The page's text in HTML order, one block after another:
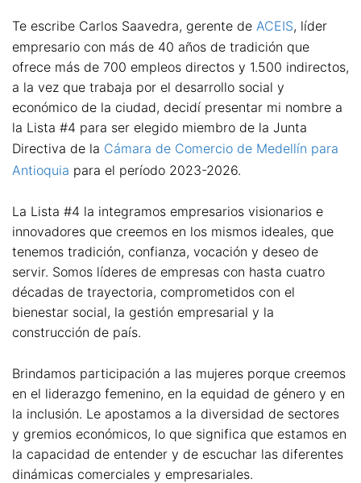
Te escribe Carlos Saavedra, gerente de ACEIS, líder
empresario con más de 40 años de tradición que
ofrece más de 700 empleos directos y 1.500 indirectos,
a la vez que trabaja por el desarrollo social y
económico de la ciudad, decidí presentar mi nombre a
la Lista #4 para ser elegido miembro de la Junta
Directiva de la Cámara de Comercio de Medellín para
Antioquia para el período 2023-2026.
La Lista #4 la integramos empresarios visionarios e
innovadores que creemos en los mismos ideales, que
tenemos tradición, confianza, vocación y deseo de
servir. Somos líderes de empresas con hasta cuatro
décadas de trayectoria, comprometidos con el
bienestar social, la gestión empresarial y la
construcción de país.
Brindamos participación a las mujeres porque creemos
en el liderazgo femenino, en la equidad de género y en
la inclusión. Le apostamos a la diversidad de sectores
y gremios económicos, lo que significa que estamos en
la capacidad de entender y de escuchar las diferentes
dinámicas comerciales y empresariales.